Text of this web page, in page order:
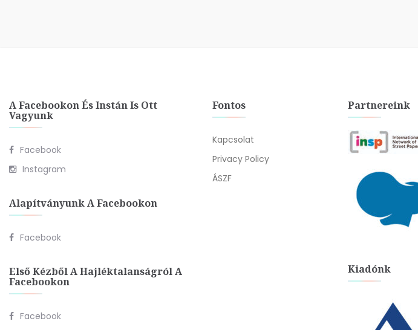
A Facebookon És Instán Is Ott
Vagyunk
Facebook
Instagram
Alapítványunk A Facebookon
Facebook
Első Kézből A Hajléktalanságról A
Facebookon
Facebook
Fontos
Kapcsolat
Privacy Policy
ÁSZF
Partnereink
Kiadónk